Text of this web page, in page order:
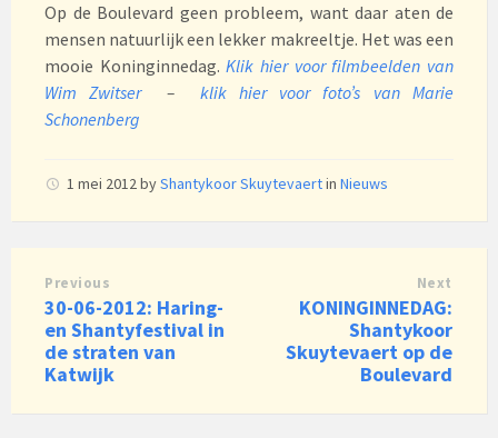
Op de Boulevard geen probleem, want daar aten de
mensen natuurlijk een lekker makreeltje. Het was een
mooie Koninginnedag.Klik hier voor filmbeelden van
Wim Zwitser– klik hier voor foto’s van Marie
Schonenberg
1 mei 2012byShantykoor Skuytevaertin Nieuws
Previous
30-06-2012: Haring-
en Shantyfestival in
de straten van
Katwijk
Next
KONINGINNEDAG:
Shantykoor
Skuytevaert op de
Boulevard